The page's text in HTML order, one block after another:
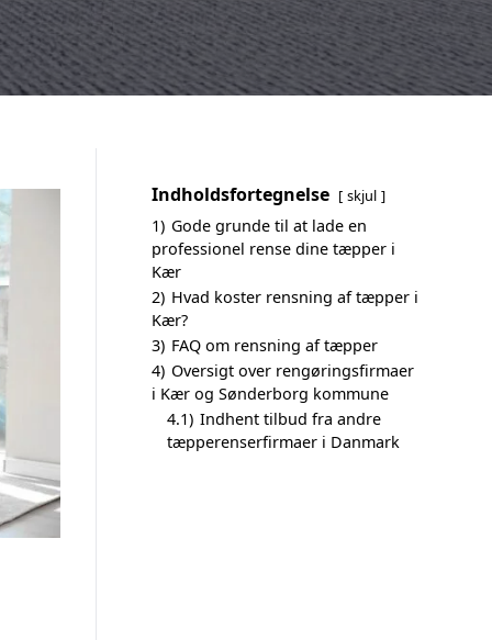
Indholdsfortegnelse skjul
1) Gode grunde til at lade en
professionel rense dine tæpper i
Kær
2) Hvad koster rensning af tæpper i
Kær?
3) FAQ om rensning af tæpper
4) Oversigt over rengøringsfirmaer
i Kær og Sønderborg kommune
4.1) Indhent tilbud fra andre
tæpperenserfirmaer i Danmark